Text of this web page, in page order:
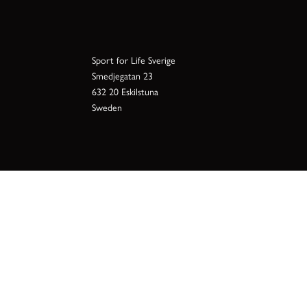
Sport for Life Sverige
Smedjegatan 23
632 20 Eskilstuna
Sweden